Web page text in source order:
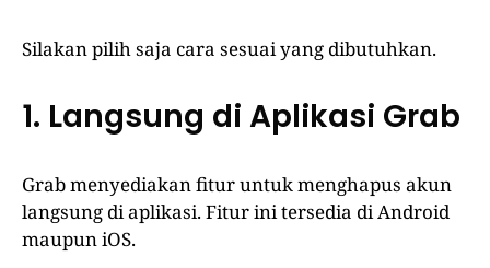
Silakan pilih saja cara sesuai yang dibutuhkan.
1. Langsung di Aplikasi Grab
Grab menyediakan fitur untuk menghapus akun
langsung di aplikasi. Fitur ini tersedia di Android
maupun iOS.